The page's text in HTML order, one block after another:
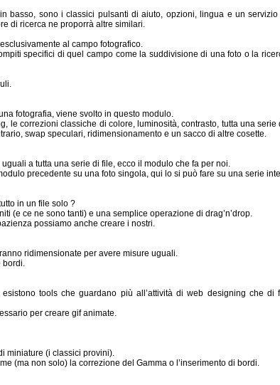
basso, sono i classici pulsanti di aiuto, opzioni, lingua e un
di ricerca ne proporrà altre similari.
al campo fotografico.
specifici di quel campo come la suddivisione di una foto o la
fotografia, viene svolto in questo modulo.
le correzioni classiche di colore, luminosità, contrasto, tutta una serie
swap speculari, ridimensionamento e un sacco di altre cosette.
a tutta una serie di file, ecco il modulo che fa per noi.
precedente su una foto singola, qui lo si può fare su una serie
in un file solo ?
(e ce ne sono tanti) e una semplice operazione di drag’n’drop.
possiamo anche creare i nostri.
ridimensionate per avere misure uguali.
bordi.
tools che guardano più all’attività di web designing che di
per creare gif animate.
miniature (i classici provini).
(ma non solo) la correzione del Gamma o l’inserimento di bordi.